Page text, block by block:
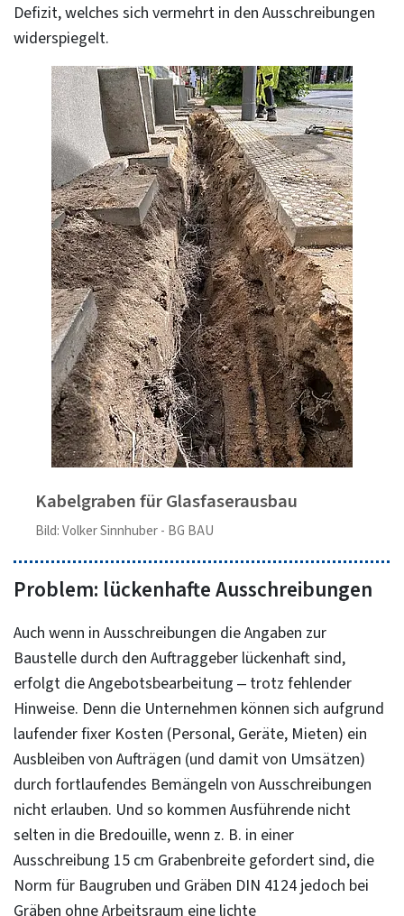
Defizit, welches sich vermehrt in den Ausschreibungen
widerspiegelt.
Kabelgraben für Glasfaserausbau
Bild: Volker Sinnhuber - BG BAU
Problem: lückenhafte Ausschreibungen
Auch wenn in Ausschreibungen die Angaben zur
Baustelle durch den Auftraggeber lückenhaft sind,
erfolgt die Angebotsbearbeitung – trotz fehlender
Hinweise. Denn die Unternehmen können sich aufgrund
laufender fixer Kosten (Personal, Geräte, Mieten) ein
Ausbleiben von Aufträgen (und damit von Umsätzen)
durch fortlaufendes Bemängeln von Ausschreibungen
nicht erlauben. Und so kommen Ausführende nicht
selten in die Bredouille, wenn z. B. in einer
Ausschreibung 15 cm Grabenbreite gefordert sind, die
Norm für Baugruben und Gräben DIN 4124 jedoch bei
Gräben ohne Arbeitsraum eine lichte